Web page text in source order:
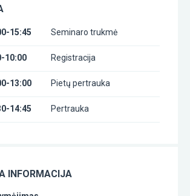
15:45 Seminaro trukmė
10:00 Registracija
13:00 Pietų pertrauka
14:45 Pertrauka
INFORMACIJA